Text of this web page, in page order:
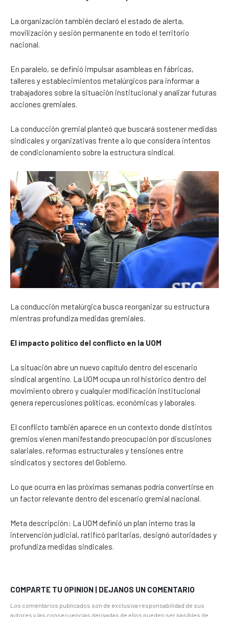
La organización también declaró el estado de alerta,
movilización y sesión permanente en todo el territorio
nacional.
En paralelo, se definió impulsar asambleas en fábricas,
talleres y establecimientos metalúrgicos para informar a
trabajadores sobre la situación institucional y analizar futuras
acciones gremiales.
La conducción gremial planteó que buscará sostener medidas
sindicales y organizativas frente a lo que considera intentos
de condicionamiento sobre la estructura sindical.
La conducción metalúrgica busca reorganizar su estructura
mientras profundiza medidas gremiales.
El impacto político del conflicto en la UOM
La situación abre un nuevo capítulo dentro del escenario
sindical argentino. La UOM ocupa un rol histórico dentro del
movimiento obrero y cualquier modificación institucional
genera repercusiones políticas, económicas y laborales.
El conflicto también aparece en un contexto donde distintos
gremios vienen manifestando preocupación por discusiones
salariales, reformas estructurales y tensiones entre
sindicatos y sectores del Gobierno.
Lo que ocurra en las próximas semanas podría convertirse en
un factor relevante dentro del escenario gremial nacional.
Meta descripción: La UOM definió un plan interno tras la
intervención judicial, ratificó paritarias, designó autoridades y
profundiza medidas sindicales.
COMPARTE TU OPINION | DEJANOS UN COMENTARIO
Los comentarios publicados son de exclusiva responsabilidad de sus
autores y las consecuencias derivadas de ellos pueden ser pasibles de